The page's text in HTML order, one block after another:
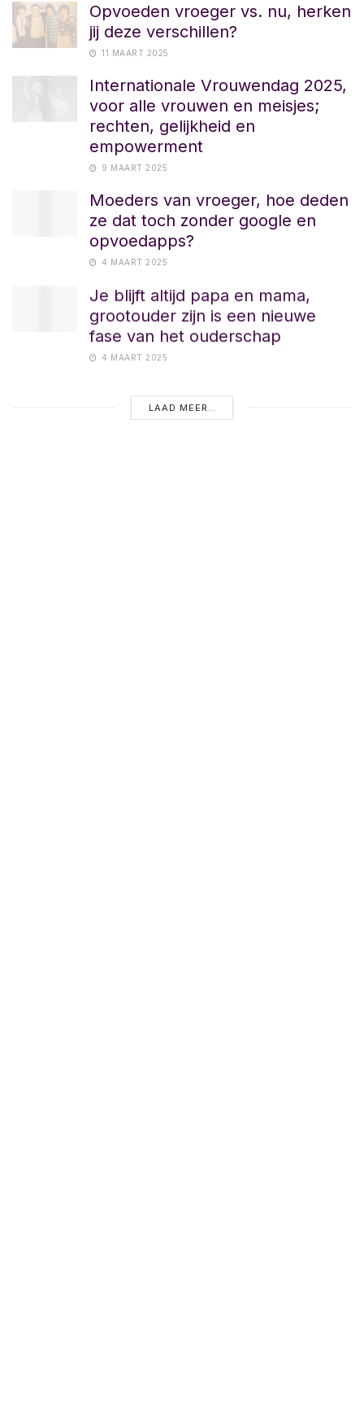
Opvoeden vroeger vs. nu, herken
jij deze verschillen?
11 MAART 2025
Internationale Vrouwendag 2025,
voor alle vrouwen en meisjes;
rechten, gelijkheid en
empowerment
9 MAART 2025
Moeders van vroeger, hoe deden
ze dat toch zonder google en
opvoedapps?
4 MAART 2025
Je blijft altijd papa en mama,
grootouder zijn is een nieuwe
fase van het ouderschap
4 MAART 2025
LAAD MEER..